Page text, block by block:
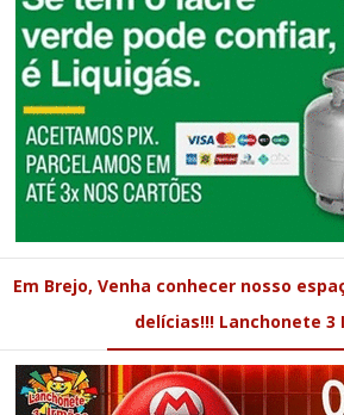
Em Brejo, Venha conhecer nosso
delícias!!! Lanchonete 3